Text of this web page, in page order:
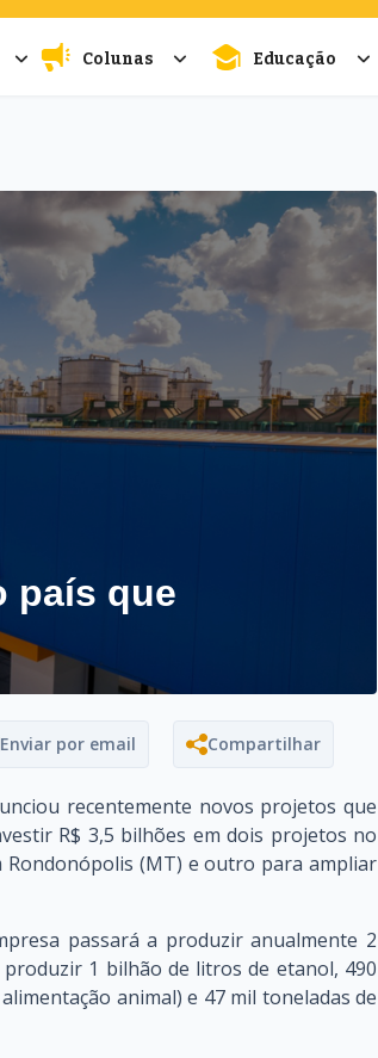
Colunas Educação
país que
Enviar por email Compartilhar
recentemente novos projetos que
R$ 3,5 bilhões em dois projetos no
(MT) e outro para ampliar
passará a produzir anualmente 2
1 bilhão de litros de etanol, 490
animal) e 47 mil toneladas de